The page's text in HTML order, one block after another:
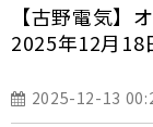
【古野電気】
2025年12月18
2025-12-13